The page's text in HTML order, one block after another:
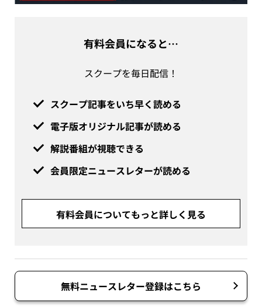
有料会員になると…
スクープを毎日配信！
スクープ記事をいち早く読める
電子版オリジナル記事が読める
解説番組が視聴できる
会員限定ニュースレターが読める
有料会員についてもっと詳しく見る
無料ニュースレター登録はこちら